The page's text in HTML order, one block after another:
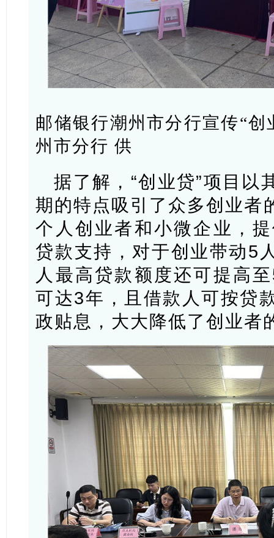
邮储银行潮州市分行宣传“
州市分行 供
据了解，“创业贷”项目以
期的特点吸引了众多创业者
个人创业者和小微企业，
贷款支持，对于创业带动5
人最高贷款额度还可提高
可达3年，且借款人可按贷
政贴息，大大降低了创业者